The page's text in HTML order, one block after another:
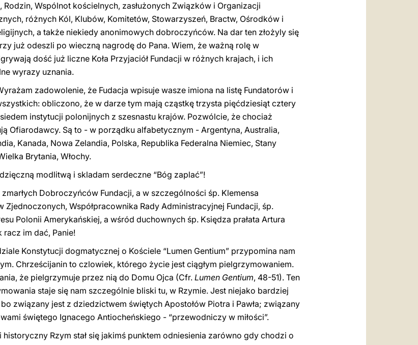
Wspólnot kościelnych, zasłużonych Związków i Organizacji
różnych Kól, Klubów, Komitetów, Stowarzyszeń, Bractw, Ośrodków i
a także niekiedy anonimowych dobroczyńców. Na dar ten złożyly się
już odeszli po wieczną nagrodę do Pana. Wiem, że ważną rolę w
dość już liczne Koła Przyjaciół Fundacji w różnych krajach, i ich
wyrazy uznania.
zadowolenie, że Fudacja wpisuje wasze imiona na listę Fundatorów i
obliczono, że w darze tym mają cząstkę trzysta pięćdziesiąt cztery
instytucji polonijnych z szesnastu krajów. Pozwólcie, że chociaż
Ofiarodawcy. Są to - w porządku alfabetycznym - Argentyna, Australia,
Kanada, Nowa Zelandia, Polska, Republika Federalna Niemiec, Stany
Brytania, Włochy.
modlitwą i skladam serdeczne “Bóg zaplać”!
Dobroczyńców Fundacji, a w szczególności śp. Klemensa
Zjednoczonych, Współpracownika Rady Administracyjnej Fundacji, śp.
Polonii Amerykańskiej, a wśród duchownych śp. Księdza prałata Artura
im dać, Panie!
Konstytucji dogmatycznej o Kościele “Lumen Gentium” przypomina nam
Chrześcijanin to czlowiek, którego życie jest ciągłym pielgrzymowaniem.
że pielgrzymuje przez nią do Domu Ojca (Cfr. Lumen Gentium, 48-51). Ten
staje się nam szczególnie bliski tu, w Rzymie. Jest niejako bardziej
związany jest z dziedzictwem świętych Apostołów Piotra i Pawła; związany
świętego Ignacego Antiocheńskiego - “przewodniczy w miłości”.
Rzym stał się jakimś punktem odniesienia zarówno gdy chodzi o